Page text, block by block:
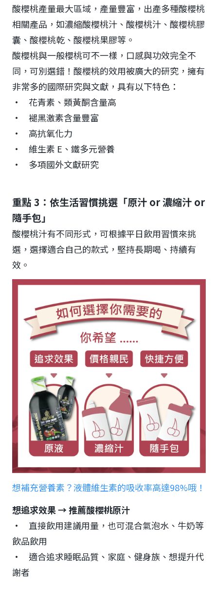
酸櫻桃產量最大區域，產量豐富，出產多種酸櫻桃
相關產品，如濃縮酸櫻桃汁、酸櫻桃汁、酸櫻桃膠
囊、酸櫻桃乾、酸櫻桃果膠等。
酸櫻桃與一般櫻桃可不一樣，口感與功效完全不
同，可別選錯！酸櫻桃的效用被廣大的研究，擁有
非常多的國際研究與文獻，具有以下特色：
• 花青素、類黃酮含量高
• 褪黑激素含量豐富
• 高抗氧化力
• 維生素 E、鐵多元營養
• 多項國外文獻研究
重點 3：依生活習慣挑選「原汁 or 濃縮汁 or
隨手包」
酸櫻桃汁有不同形式，可根據平日飲用習慣來挑
選，選擇適合自己的款式，堅持長期喝、持續有
效。
想補充營養素？液體維生素的吸收率高達98%哦！
想追求效果 → 推薦酸櫻桃原汁
• 直接飲用建議用量，也可混合氣泡水、牛奶等
飲品飲用
• 適合追求睡眠品質、家庭、健身族、想提升代
謝者